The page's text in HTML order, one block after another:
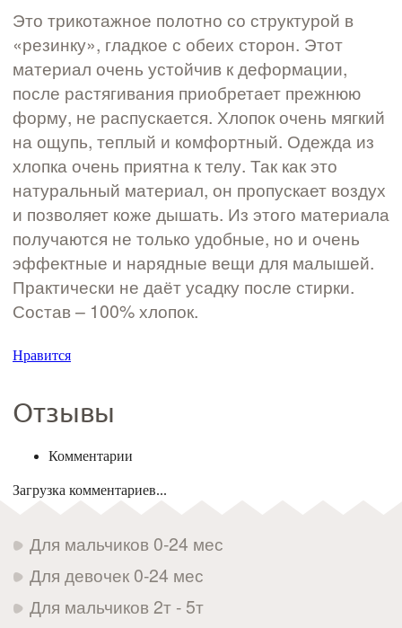
Это трикотажное полотно со структурой в
«резинку», гладкое с обеих сторон. Этот
материал очень устойчив к деформации,
после растягивания приобретает прежнюю
форму, не распускается. Хлопок очень мягкий
на ощупь, теплый и комфортный. Одежда из
хлопка очень приятна к телу. Так как это
натуральный материал, он пропускает воздух
и позволяет коже дышать. Из этого материала
получаются не только удобные, но и очень
эффектные и нарядные вещи для малышей.
Практически не даёт усадку после стирки.
Состав – 100% хлопок.
Нравится
Отзывы
Комментарии
Загрузка комментариев...
Для мальчиков 0-24 мес
Для девочек 0-24 мес
Для мальчиков 2т - 5т